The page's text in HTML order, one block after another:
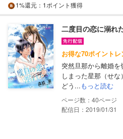
1%還元 ：1ポイント獲得
二度目の恋に溺れ
お得な70ポイント
突然旦那から離婚
しまった星那（せ
どう...もっと読む
40
配信日：2019/01/31